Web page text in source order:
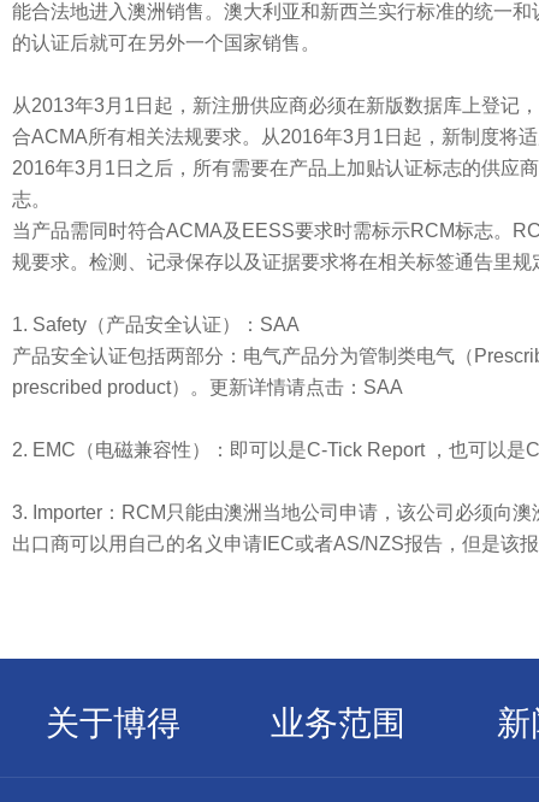
能合法地进入澳洲销售。澳大利亚和新西兰实行标准的统一
的认证后就可在另外一个国家销售。
从2013年3月1日起，新注册供应商必须在新版数据库上登记
合ACMA所有相关法规要求。从2016年3月1日起，新制度将
2016年3月1日之后，所有需要在产品上加贴认证标志的供应
志。
当产品需同时符合ACMA及EESS要求时需标示RCM标志。
规要求。检测、记录保存以及证据要求将在相关标签通告里规
1. Safety（产品安全认证）：SAA
产品安全认证包括两部分：电气产品分为管制类电气（
prescribed product）。更新详情请点击：SAA
2. EMC（电磁兼容性）：即可以是C-Tick Report ，也可以是
3. Importer：RCM只能由澳洲当地公司申请，该公司必须向
出口商可以用自己的名义申请IEC或者AS/NZS报告，但是该
关于博得 业务范围 新